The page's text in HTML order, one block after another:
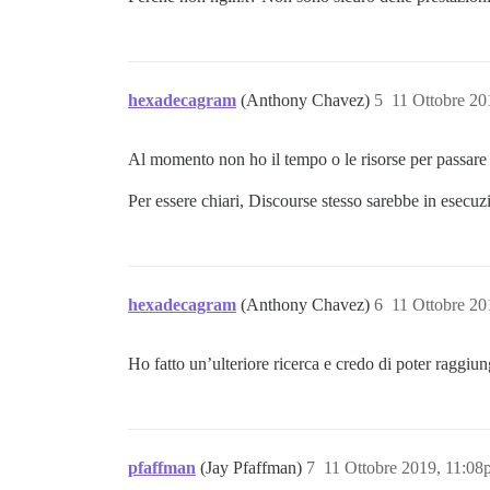
hexadecagram (Anthony Chavez) 11 Ottobre
5
Al momento non ho il tempo o le risorse per
Per essere chiari, Discourse stesso sarebbe in
hexadecagram (Anthony Chavez) 11 Ottobre
6
Ho fatto un’ulteriore ricerca e credo di poter
pfaffman (Jay Pfaffman) 11 Ottobre 2019,
7